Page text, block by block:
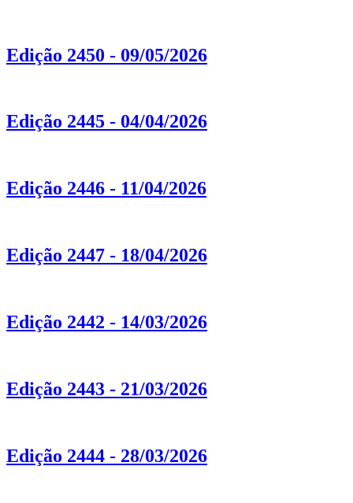
Edição 2450 - 09/05/2026
Edição 2445 - 04/04/2026
Edição 2446 - 11/04/2026
Edição 2447 - 18/04/2026
Edição 2442 - 14/03/2026
Edição 2443 - 21/03/2026
Edição 2444 - 28/03/2026